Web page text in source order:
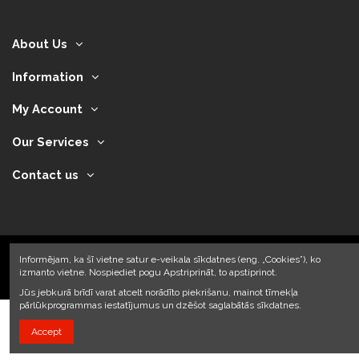
About Us
Information
My Account
Our Services
Contact us
2024 © Armando Auto SIA
Informējam, ka šī vietne satur e-veikala sīkdatnes (eng. „Cookies”), ko
izmanto vietne. Nospiediet pogu Apstriprināt, to apstiprinot.
Jūs jebkurā brīdī varat atcelt norādīto piekrišanu, mainot tīmekļa
pārlūkprogrammas iestatījumus un dzēšot saglabātās sīkdatnes.
Accept